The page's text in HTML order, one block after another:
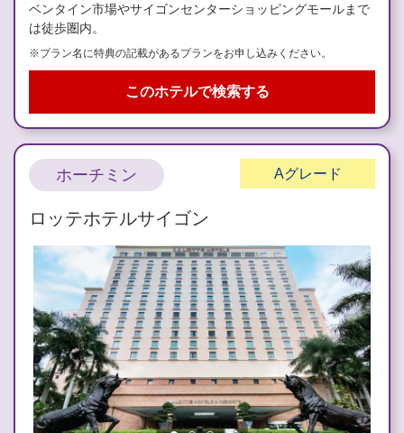
ベンタイン市場やサイゴンセンターショッピングモールまで
は徒歩圏内。
※プラン名に特典の記載があるプランをお申し込みください。
このホテルで検索する
ホーチミン Aグレード
ロッテホテルサイゴン